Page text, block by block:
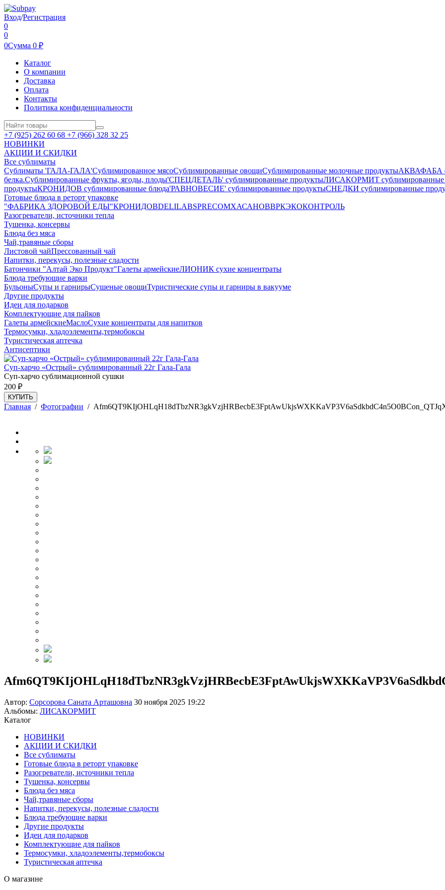
Вход/Регистрация
0
0
0Сумма 0 ₽
Каталог
О компании
Доставка
Оплата
Контакты
Политика конфиденциальности
+7 (925) 262 60 68 +7 (966) 328 32 25
НОВИНКИ
АКЦИИ И СКИДКИ
Все сублиматы
Сублиматы 'ГАЛА-ГАЛА'Сублимированное мясоСублимированные овощиСублимированные молочные продуктыАКВАФАБА
белка.Сублимированные фрукты, ягоды, плоды'СПЕЦДЕТАЛЬ' сублимированные продуктыЛИСАКОРМИТ сублимированные
продуктыКРОНИДОВ сублимированные блюда'РАВНОВЕСИЕ' сублимированные продуктыСНЕДКИ сублимированные
Готовые блюда в реторт упаковке
"ФАБРИКА ЗДОРОВОЙ ЕДЫ"КРОНИДОВDELILABSPRECOMХАСАНОВВРКЭКОКОНТРОЛЬ
Разогреватели, источники тепла
Тушенка, консервы
Блюда без мяса
Чай,травяные сборы
Листовой чайПрессованный чай
Напитки, перекусы, полезные сладости
Батончики "Алтай Эко Продукт"Галеты армейскиеЛИОНИК сухие концентраты
Блюда требующие варки
БульоныСупы и гарнирыСушеные овощиТуристические супы и гарниры в вакууме
Другие продукты
Идеи для подарков
Комплектующие для пайков
Галеты армейскиеМаслоСухие концентраты для напитков
Термосумки, хладоэлементы,термобоксы
Туристическая аптечка
Антисептики
Суп-харчо «Острый» сублимированный 22г Гала-Гала
Суп-харчо сублимационной сушки
200 ₽
КУПИТЬ
Главная / Фотографии /
Автор: Сорсорова Саната Арташовна 30 ноября 2025 19:22
Альбомы: ЛИСАКОРМИТ
Каталог
НОВИНКИ
АКЦИИ И СКИДКИ
Все сублиматы
Готовые блюда в реторт упаковке
Разогреватели, источники тепла
Тушенка, консервы
Блюда без мяса
Чай,травяные сборы
Напитки, перекусы, полезные сладости
Блюда требующие варки
Другие продукты
Идеи для подарков
Комплектующие для пайков
Термосумки, хладоэлементы,термобоксы
Туристическая аптечка
О магазине